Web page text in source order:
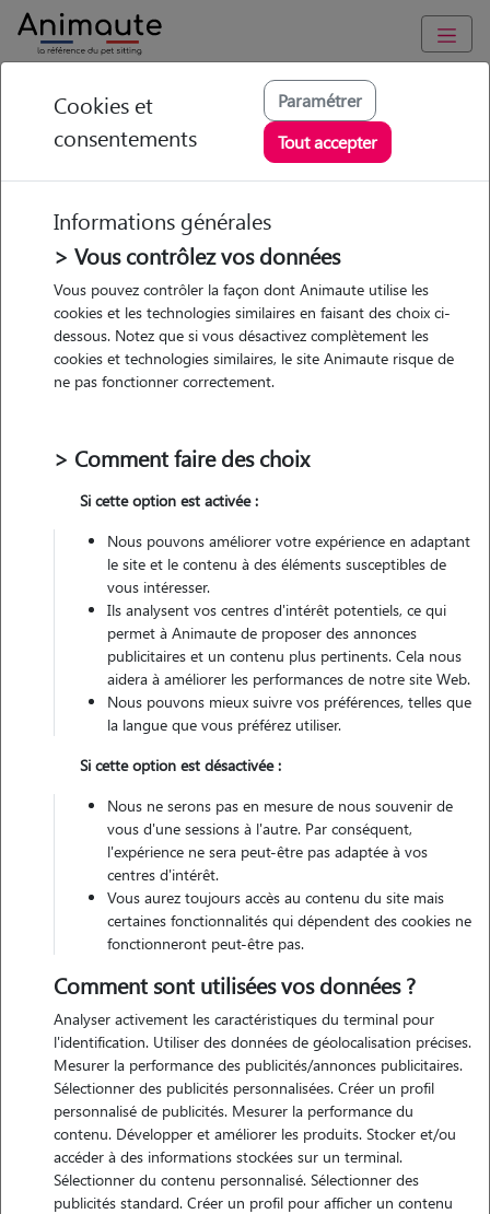
Animaute Grand-Est Épernay
Justine - Petsitter à
EPERNAY
• 30 ans
Garde
chez le Pet Sitter
Véhiculé
Contacter
L'envoi d'une demande est sans engagement
Motivation
activité en dehors du travail, le fait de garder, et m'occuper des
animaux me procure énormément de bien être. je suis disponible
pendant vos vacances, ou week-end pour garder vos animaux. je me
déplace bien evidemment
Expérience
chiens petits ou grands, tortues, poissons, chats (maine coon)... j'ai
l'habitude faire des allers retours pour garder, nourrir, promener les
animaux. promener, donner de l'attention, remplir les gamelles d'eau
et de croquettes, m'occuper des tortues caractériel qui aiment des
fruits et légumes couper d'une certaines manière ça me connaît
Cookies et
consentements
Paramétrer
Tout accepter
Informations générales
> Vous contrôlez vos données
Vous pouvez contrôler la façon dont Animaute utilise les
cookies et les technologies similaires en faisant des choix ci-
dessous. Notez que si vous désactivez complètement les
cookies et technologies similaires, le site Animaute risque de
ne pas fonctionner correctement.
> Comment faire des choix
Si cette option est activée :
Nous pouvons améliorer votre expérience en adaptant
le site et le contenu à des éléments susceptibles de
vous intéresser.
Ils analysent vos centres d'intérêt potentiels, ce qui
permet à Animaute de proposer des annonces
publicitaires et un contenu plus pertinents. Cela nous
aidera à améliorer les performances de notre site Web.
Nous pouvons mieux suivre vos préférences, telles que
la langue que vous préférez utiliser.
Si cette option est désactivée :
Nous ne serons pas en mesure de nous souvenir de
vous d'une sessions à l'autre. Par conséquent,
l'expérience ne sera peut-être pas adaptée à vos
centres d'intérêt.
Vous aurez toujours accès au contenu du site mais
certaines fonctionnalités qui dépendent des cookies ne
fonctionneront peut-être pas.
Comment sont utilisées vos données ?
Analyser activement les caractéristiques du terminal pour
l'identification. Utiliser des données de géolocalisation précises.
Mesurer la performance des publicités/annonces publicitaires.
Sélectionner des publicités personnalisées. Créer un profil
personnalisé de publicités. Mesurer la performance du
contenu. Développer et améliorer les produits. Stocker et/ou
accéder à des informations stockées sur un terminal.
Sélectionner du contenu personnalisé. Sélectionner des
publicités standard. Créer un profil pour afficher un contenu